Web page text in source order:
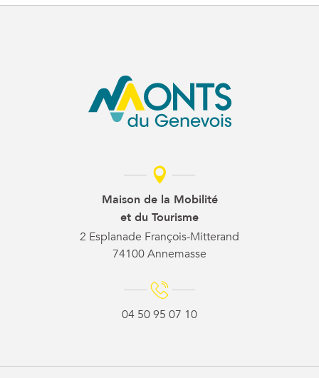
Maison de la Mobilité
et du Tourisme
2 Esplanade François-Mitterand
74100 Annemasse
04 50 95 07 10